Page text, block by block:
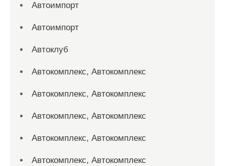
Автоимпорт
Автоимпорт
Автоклуб
Автокомплекс, Автокомплекс
Автокомплекс, Автокомплекс
Автокомплекс, Автокомплекс
Автокомплекс, Автокомплекс
Автокомплекс, Автокомплекс